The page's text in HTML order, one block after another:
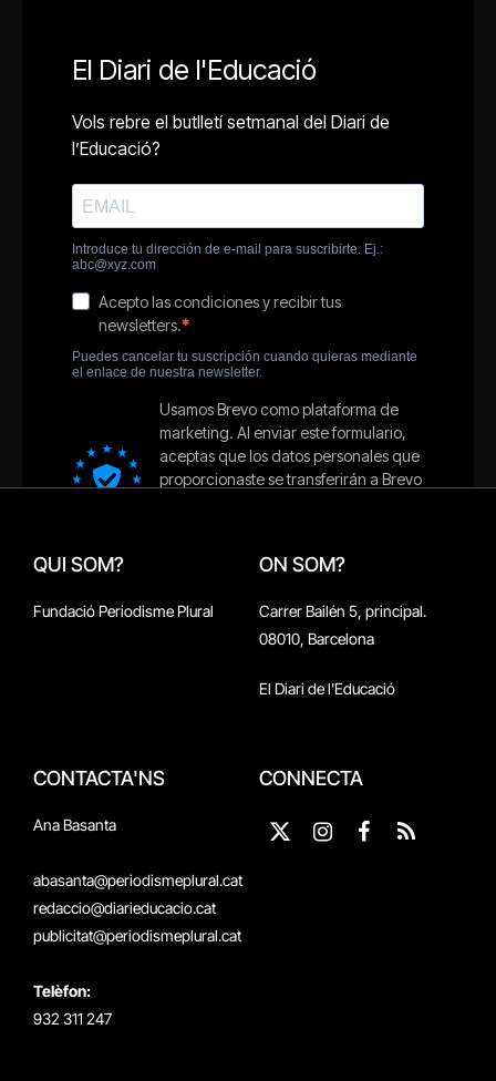
QUI SOM?
Fundació Periodisme Plural
ON SOM?
Carrer Bailén 5, principal.
08010, Barcelona
El Diari de l'Educació
CONTACTA'NS
Ana Basanta
abasanta@periodismeplural.cat
redaccio@diarieducacio.cat
publicitat@periodismeplural.cat
Telèfon:
932 311 247
CONNECTA
X
InstagramFacebook
RSS